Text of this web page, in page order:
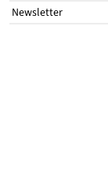
Newsletter